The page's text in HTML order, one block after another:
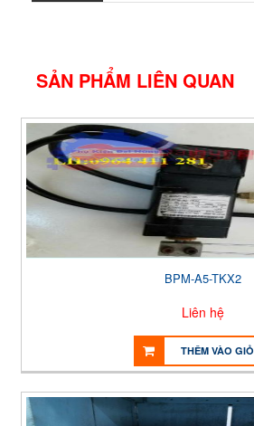
SẢN PHẨM LIÊN QUAN
BPM-A5-TKX2
Liên hệ
THÊM VÀO GIỎ